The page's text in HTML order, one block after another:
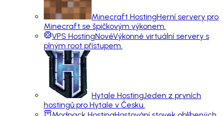
Minecraft HostingHerní servery pro
Minecraft se špičkovým výkonem.
VPS HostingNovéVýkonné virtuální servery s
plným root přístupem.
Hytale HostingJeden z prvních
hostingů pro Hytale v Česku.